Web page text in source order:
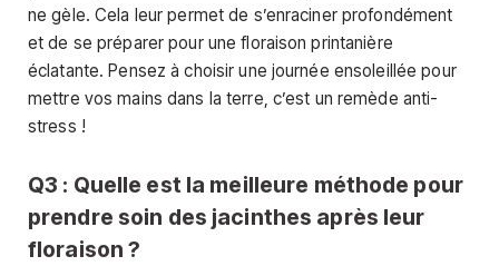
ne gèle. Cela leur permet de s’enraciner profondément
et de se préparer pour une floraison printanière
éclatante. Pensez à choisir une journée ensoleillée pour
mettre vos mains dans la terre, c’est un remède anti-
stress !
Q3 : Quelle est la meilleure méthode pour
prendre soin des jacinthes après leur
floraison ?